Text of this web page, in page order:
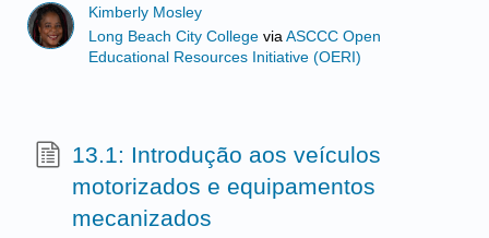
Kimberly Mosley
Long Beach City College viaASCCC Open
Educational Resources Initiative (OERI)
13.1: Introdução aos veículos
motorizados e equipamentos
mecanizados